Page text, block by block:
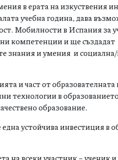
в ерата на изкуствения
учебна година, дава
Мобилности в Испания за
компетенции и ще създадат
знания и умения и
и част от
технологии в
образование.
устойчива инвестиция в